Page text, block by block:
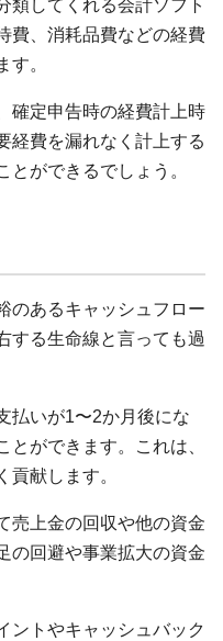
類してくれる会計ソフト
費、消耗品費などの経費
す。
確定申告時の経費計上時
経費を漏れなく計上する
ができるでしょう。
のあるキャッシュフロー
する生命線と言っても過
払いが1〜2か月後にな
とができます。これは、
献します。
売上金の回収や他の資金
の回避や事業拡大の資金
ントやキャッシュバック